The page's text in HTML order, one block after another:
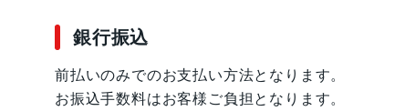
銀行振込
前払いのみでのお支払い方法となります。
お振込手数料はお客様ご負担となります。